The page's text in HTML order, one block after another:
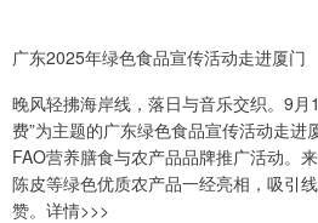
广东2025年绿色食品宣传活动走进厦门
晚风轻拂海岸线，落日与音乐交织。9月
费”为主题的广东绿色食品宣传活动走进
FAO营养膳食与农产品品牌推广活动。
陈皮等绿色优质农产品一经亮相，吸引
赞。详情>>>